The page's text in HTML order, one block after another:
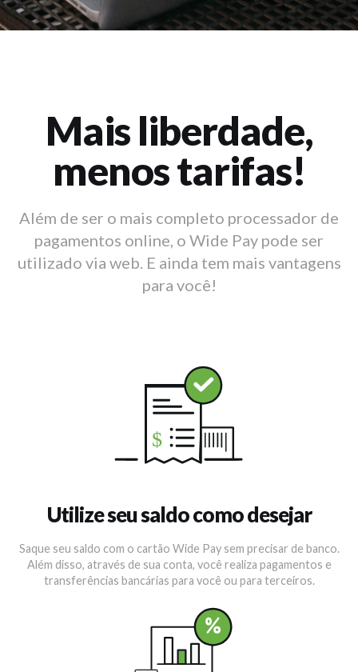
Mais liberdade,
menos tarifas!
Além de ser o mais completo processador de
pagamentos online, o Wide Pay pode ser
utilizado via web. E ainda tem mais vantagens
para você!
Utilize seu saldo como desejar
Saque seu saldo com o cartão Wide Pay sem precisar de banco.
Além disso, através de sua conta, você realiza pagamentos e
transferências bancárias para você ou para terceiros.